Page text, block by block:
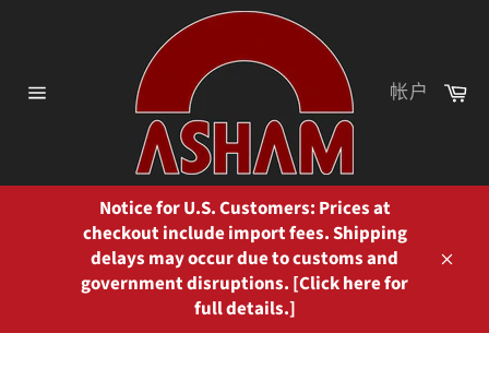
地
帐户 购
Notice for U.S. Customers: Prices at
checkout include import fees. Shipping
delays may occur due to customs and
government disruptions. [Click here for
full details.]